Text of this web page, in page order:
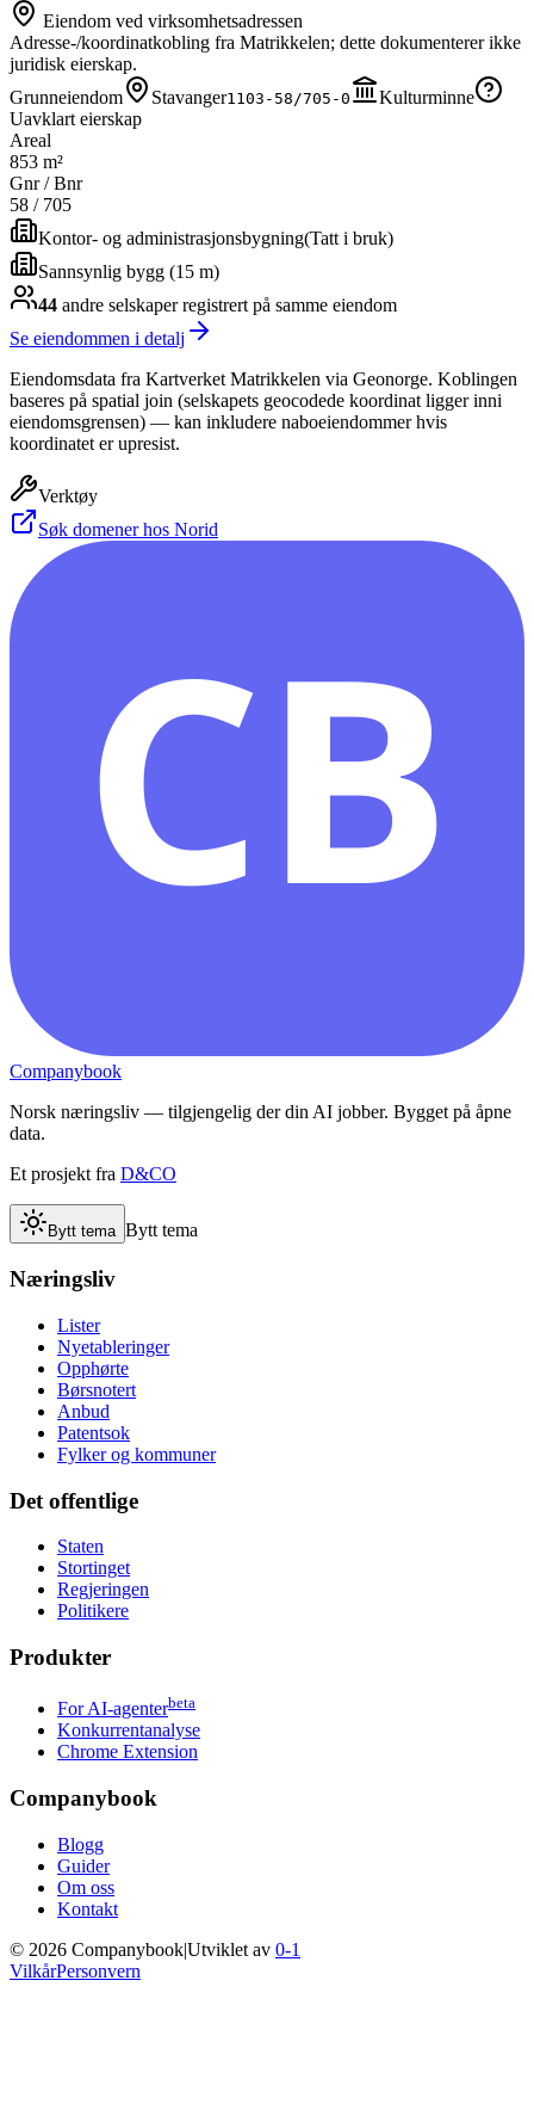
Eiendom ved virksomhetsadressen
Adresse-/koordinatkobling fra Matrikkelen; dette dokumenterer ikke
juridisk eierskap.
Grunneiendom
Stavanger1103-58/705-0
Kulturminne
Uavklart eierskap
Areal
853 m²
Gnr / Bnr
58 / 705
Kontor- og administrasjonsbygning(Tatt i bruk)
Sannsynlig bygg (15 m)
44 andre selskaperregistrert på samme eiendom
Se eiendommen i detalj
Eiendomsdata fra Kartverket Matrikkelen via Geonorge. Koblingen
baseres på spatial join (selskapets geocodede koordinat ligger inni
eiendomsgrensen) — kan inkludere naboeiendommer hvis
koordinatet er upresist.
Verktøy
Søk domener hos Norid
CB
Companybook
Norsk næringsliv — tilgjengelig der din AI jobber. Bygget på åpne
data.
Et prosjekt fra D&CO
Bytt tema Bytt tema
Næringsliv
Lister
Nyetableringer
Opphørte
Børsnotert
Anbud
Patentsok
Fylker og kommuner
Det offentlige
Staten
Stortinget
Regjeringen
Politikere
Produkter
For AI-agenterbeta
Konkurrentanalyse
Chrome Extension
Companybook
Blogg
Guider
Om oss
Kontakt
© 2026 Companybook|Utviklet av 0-1
VilkårPersonvern